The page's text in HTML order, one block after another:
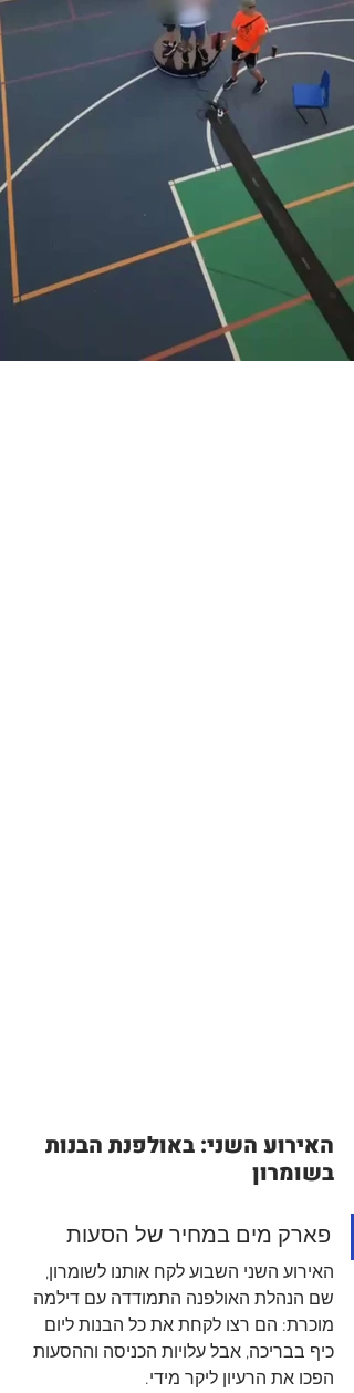
האירוע השני: באולפנת הבנות
בשומרון
פארק מים במחיר של הסעות
האירוע השני השבוע לקח אותנו לשומרון,
שם הנהלת האולפנה התמודדה עם דילמה
מוכרת: הם רצו לקחת את כל הבנות ליום
כיף בבריכה, אבל עלויות הכניסה וההסעות
הפכו את הרעיון ליקר מידי.